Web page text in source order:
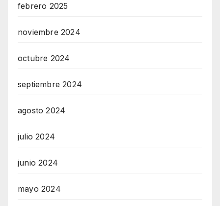
febrero 2025
noviembre 2024
octubre 2024
septiembre 2024
agosto 2024
julio 2024
junio 2024
mayo 2024